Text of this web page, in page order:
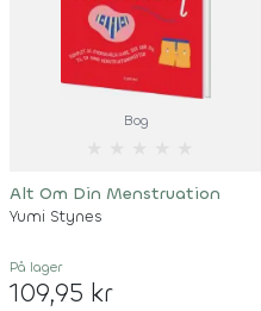
Bog
Alt Om Din Menstruation
Yumi Stynes
På lager
109,95 kr